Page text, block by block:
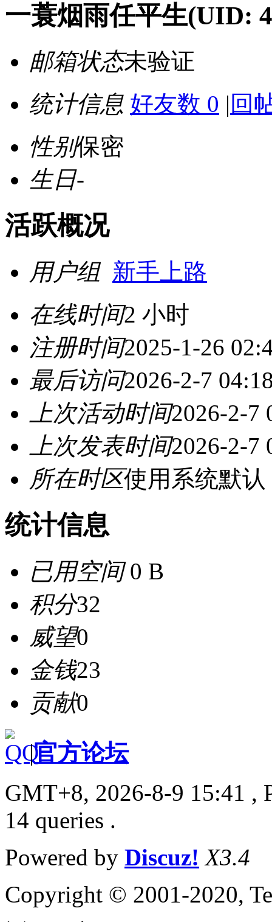
一蓑烟雨任平生(UID:
邮箱状态未验证
统计信息 好友数 0 | 回
性别保密
生日-
活跃概况
用户组 新手上路
在线时间2 小时
注册时间2025-1-26
最后访问2026-2-7
上次活动时间2026-2-7
上次发表时间2026-2-7
所在时区使用系统默认
统计信息
已用空间0 B
积分32
威望0
金钱23
贡献0
|官方论坛
GMT+8, 2026-8-9 15:41 ,
14 queries .
Powered by Discuz! X3.4
Copyright © 2001-2020,